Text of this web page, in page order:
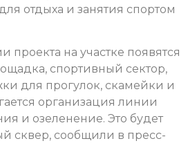
отдыха и занятия спортом
проекта на участке появятся
спортивный сектор,
для прогулок, скамейки и
организация линии
и озеленение. Это будет
сквер, сообщили в пресс-